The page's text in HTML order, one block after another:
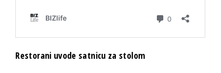
Restorani uvode satnicu za stolom